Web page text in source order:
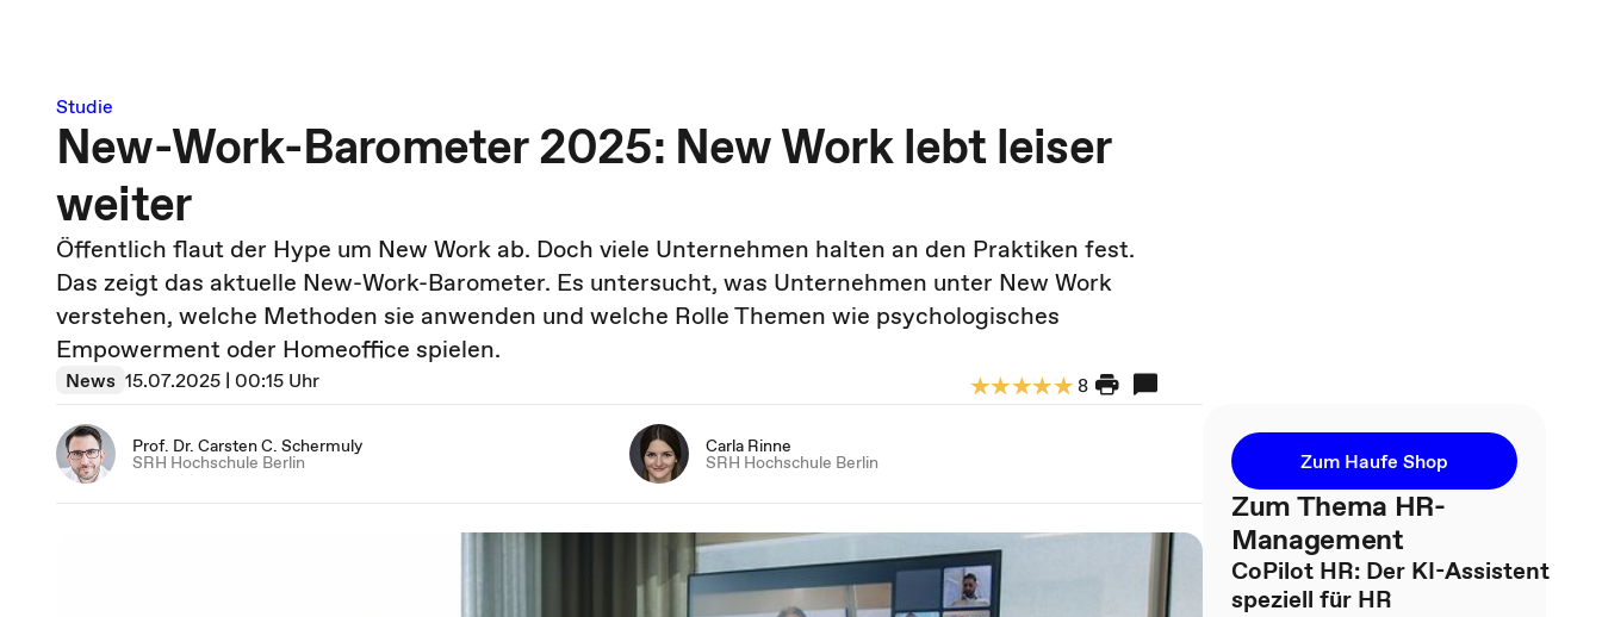
Studie
New-Work-Barometer 2025: New Work lebt leiser
weiter
Öffentlich flaut der Hype um New Work ab. Doch viele Unternehmen halten an den Praktiken fest.
Das zeigt das aktuelle New-Work-Barometer. Es untersucht, was Unternehmen unter New Work
verstehen, welche Methoden sie anwenden und welche Rolle Themen wie psychologisches
Empowerment oder Homeoffice spielen.
News 15.07.2025 | 00:15 Uhr 8
Prof. Dr. Carsten C. Schermuly
SRH Hochschule Berlin
Carla Rinne
SRH Hochschule Berlin Zum Haufe Shop
Zum Thema HR-
Management
CoPilot HR: Der KI-Assistent
speziell für HR